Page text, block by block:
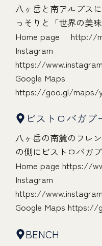
八ヶ岳と南アルプス
っそりと「世界の美
Home page http://
Instagram
https://
Google Maps
https://goo.gl/maps/
ビストロバガブ
八ヶ岳の南麓のフレ
の側にビストロバガブ
Home page https://
Instagram
https://
Google Maps https://
BENCH